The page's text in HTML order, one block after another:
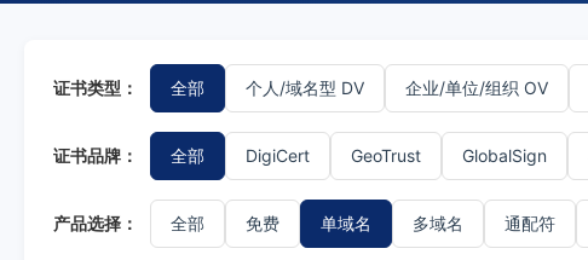
证书类型： 全部 个人/域名型 DV 企业/单位/组织 OV
证书品牌： 全部 DigiCert GeoTrust GlobalSign
产品选择： 全部 免费 单域名 多域名 通配符